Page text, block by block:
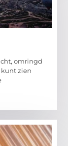
omringd
zien